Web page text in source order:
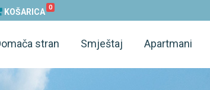
KOŠARICA 0
stran Smještaj Apartmani